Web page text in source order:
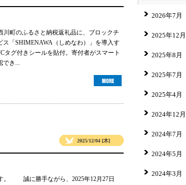
川町のふるさと納税返礼品に、ブロックチ
「SHIMENAWA（しめなわ）」を導入す
グ付きシールを貼付。寄付者がスマート
でき...
2025/12/04 [木]
。 誠に勝手ながら、2025年12月27日
2026年7月
2025年12月
2025年8月
2025年7月
2025年4月
2024年12月
2024年7月
2024年5月
2024年3月